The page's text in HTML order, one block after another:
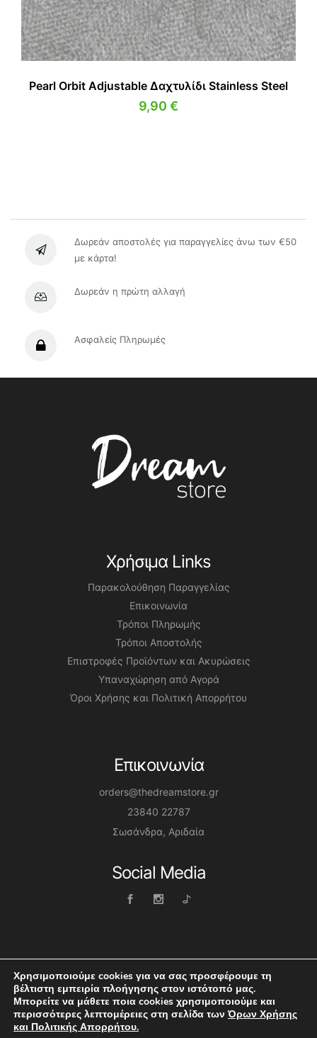
Pearl Orbit Adjustable Δαχτυλίδι Stainless Steel
9,90 €
Δωρεάν αποστολές για παραγγελίες άνω των €50
με κάρτα!
Δωρεάν η πρώτη αλλαγή
Ασφαλείς Πληρωμές
Χρήσιμα Links
Παρακολούθηση Παραγγελίας
Επικοινωνία
Τρόποι Πληρωμής
Τρόποι Αποστολής
Επιστροφές Προϊόντων και Ακυρώσεις
Υπαναχώρηση από Αγορά
Όροι Χρήσης και Πολιτική Απορρήτου
Επικοινωνία
orders@thedreamstore.gr
23840 22787
Σωσάνδρα, Αριδαία
Social Media
Dreamstore © 2026 | Website by Themis Boltsis
Χρησιμοποιούμε cookies για να σας προσφέρουμε τη
βέλτιστη εμπειρία πλοήγησης στον ιστότοπό μας.
Μπορείτε να μάθετε ποια cookies χρησιμοποιούμε και
περισσότερες λεπτομέρειες στη σελίδα τωνΌρων Χρήσης
και Πολιτικής Απορρήτου.